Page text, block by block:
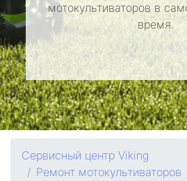
мотокультиваторов в
время.
Сервисный центр Viking
Ремонт мотокультиваторов